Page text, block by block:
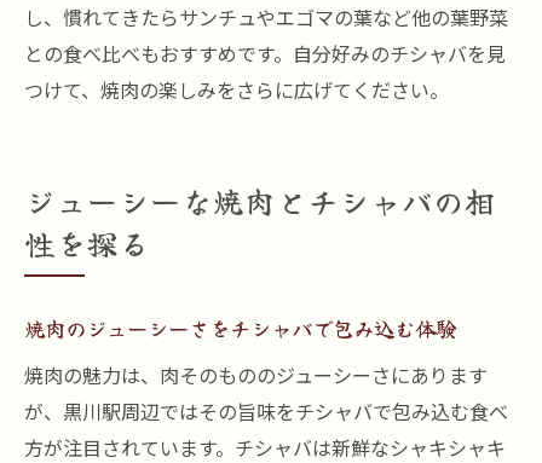
し、慣れてきたらサンチュやエゴマの葉など他の葉野菜
との食べ比べもおすすめです。自分好みのチシャバを見
つけて、焼肉の楽しみをさらに広げてください。
ジューシーな焼肉とチシャバの相
性を探る
焼肉のジューシーさをチシャバで包み込む体験
焼肉の魅力は、肉そのもののジューシーさにあります
が、黒川駅周辺ではその旨味をチシャバで包み込む食べ
方が注目されています。チシャバは新鮮なシャキシャキ